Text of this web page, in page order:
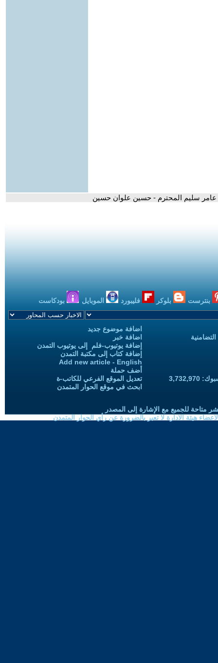
عامر سليم المحترم - حسين علوان حسين
بنترست بلوكر فليبورد الموبايل بودكاست
اضافة موضوع جديد
اضافة خبر
إضافة يوتيوب-فلم إلى يوتيوب التمدن
إضافة كتاب إلى مكتبة التمدن
Add new article - English
أضف حملة
تعديل الموقع الفرعي للكاتب-ة
ابحث في موقع الحوار المتمدن
متاحة للجميع مع الإشارة إلى المصدر
هيئة الادارة لا تعبر بالضرورة عن رأي الحوار المتمدن